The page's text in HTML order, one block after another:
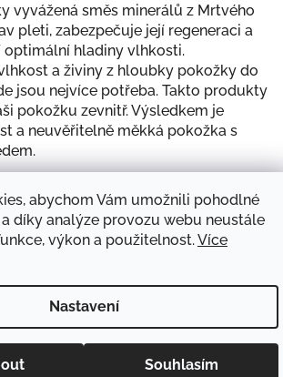
abychom Vám umožnili pohodlné
díky analýze provozu webu neustále
výkon a použitelnost.Více
Nastavení
Souhlasím
vyvážená směs minerálů z Mrtvého
pleti, zabezpečuje její regeneraci a
optimální hladiny vlhkosti.
a živiny z hloubky pokožky do
jsou nejvíce potřeba. Takto produkty
pokožku zevnitř. Výsledkem je
a neuvěřitelně měkká pokožka s